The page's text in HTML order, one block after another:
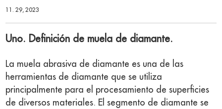
11. 29, 2023
Uno. Definición de muela de diamante.
La muela abrasiva de diamante es una de las
herramientas de diamante que se utiliza
principalmente para el procesamiento de superficies
de diversos materiales. El segmento de diamante se